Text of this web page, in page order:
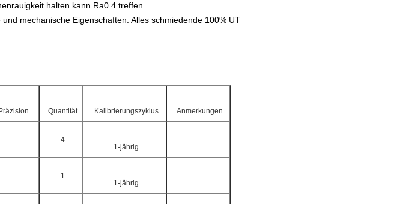
halten kann Ra0.4 treffen.
mechanische Eigenschaften. Alles schmiedende 100% UT
Präzision Quantität Kalibrierungszyklus Anmerkungen
4
1-jährig
1
1-jährig